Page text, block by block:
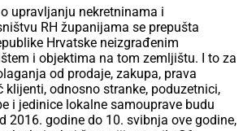
upravljanju nekretninama i
RH županijama se prepušta
Hrvatske neizgrađenim
i objektima na tom zemljištu. I to za
od prodaje, zakupa, prava
klijenti, odnosno stranke, poduzetnici,
i jedinice lokalne samouprave budu
2016. godine do 10. svibnja ove godine,